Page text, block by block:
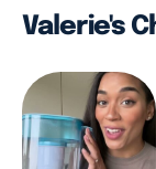
Valerie's